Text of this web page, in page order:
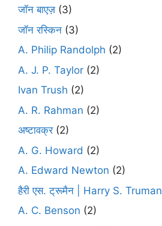
जॉन बाएज़ (3)
जॉन रस्किन (3)
A. Philip Randolph (2)
A. J. P. Taylor (2)
Ivan Trush (2)
A. R. Rahman (2)
अष्टावक्र(2)
A. G. Howard (2)
A. Edward Newton (2)
हैरी एस. ट्रूमैन | Harry S. Truman
A. C. Benson (2)